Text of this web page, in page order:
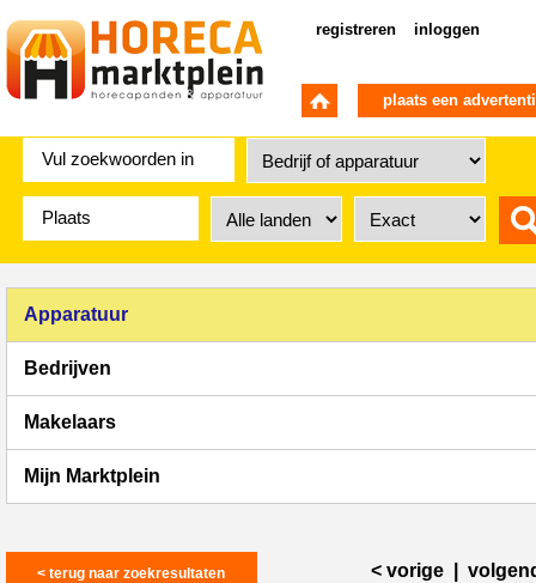
registreren inloggen
plaats een
Apparatuur
Bedrijven
Makelaars
Mijn Marktplein
< terug naar zoekresultaten < vorige